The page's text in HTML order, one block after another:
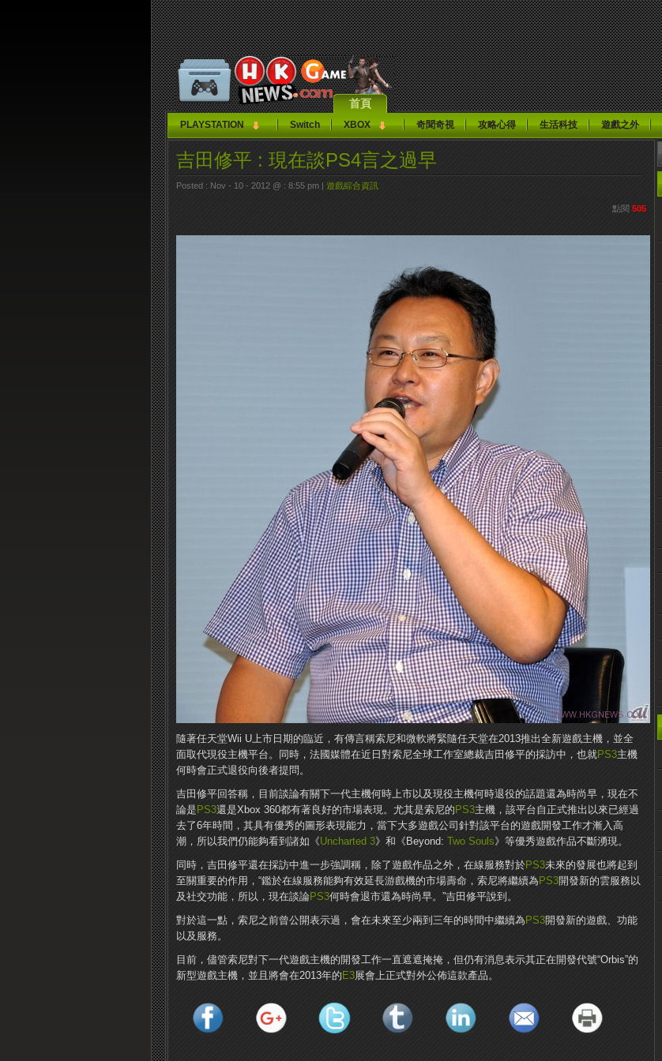
首頁
PLAYSTATION Switch XBOX 奇聞奇視 攻略心得 生活科技 遊戲之外
吉田修平 : 現在談PS4言之過早
Posted : Nov - 10 - 2012 @ : 8:55 pm | 遊戲綜合資訊
點閱 505
隨著任天堂Wii U上市日期的臨近，有傳言稱索尼和微軟將緊隨任天堂在2013推出全新遊戲主機，並全
面取代現役主機平台。同時，法國媒體在近日對索尼全球工作室總裁吉田修平的採訪中，也就PS3主機
何時會正式退役向後者提問。
吉田修平回答稱，目前談論有關下一代主機何時上市以及現役主機何時退役的話題還為時尚早，現在不
論是 PS3還是Xbox 360都有著良好的市場表現。尤其是索尼的 PS3主機，該平台自正式推出以來已經過
去了6年時間，其具有優秀的圖形表現能力，當下大多遊戲公司針對該平台的遊戲開發工作才漸入高
潮，所以我們仍能夠看到諸如《Uncharted 3》和《Beyond: Two Souls》等優秀遊戲作品不斷湧現。
同時，吉田修平還在採訪中進一步強調稱，除了遊戲作品之外，在線服務對於PS3未來的發展也將起到
至關重要的作用，“鑑於在線服務能夠有效延長游戲機的市場壽命，索尼將繼續為PS3開發新的雲服務以
及社交功能，所以，現在談論PS3何時會退市還為時尚早。”吉田修平說到。
對於這一點，索尼之前曾公開表示過，會在未來至少兩到三年的時間中繼續為 PS3開發新的遊戲、功能
以及服務。
目前，儘管索尼對下一代遊戲主機的開發工作一直遮遮掩掩，但仍有消息表示其正在開發代號“Orbis”的
新型遊戲主機，並且將會在2013年的 E3展會上正式對外公佈這款產品。